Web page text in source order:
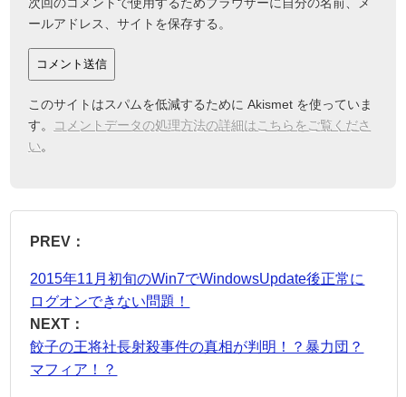
次回のコメントで使用するためブラウザーに自分の名前、メ
ールアドレス、サイトを保存する。
このサイトはスパムを低減するために Akismet を使っていま
す。
コメントデータの処理方法の詳細はこちらをご覧くださ
い。
PREV：
2015年11月初旬のWin7でWindowsUpdate後正常に
ログオンできない問題！
NEXT：
餃子の王将社長射殺事件の真相が判明！？暴力団？
マフィア！？